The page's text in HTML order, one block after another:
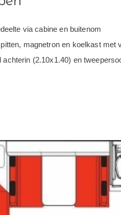
via cabine en buitenom
magnetron en koelkast met
achterin (2.10x1.40) en